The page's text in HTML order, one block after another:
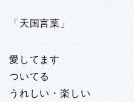
「天国言葉」
愛してます
ついてる
うれしい・楽しい